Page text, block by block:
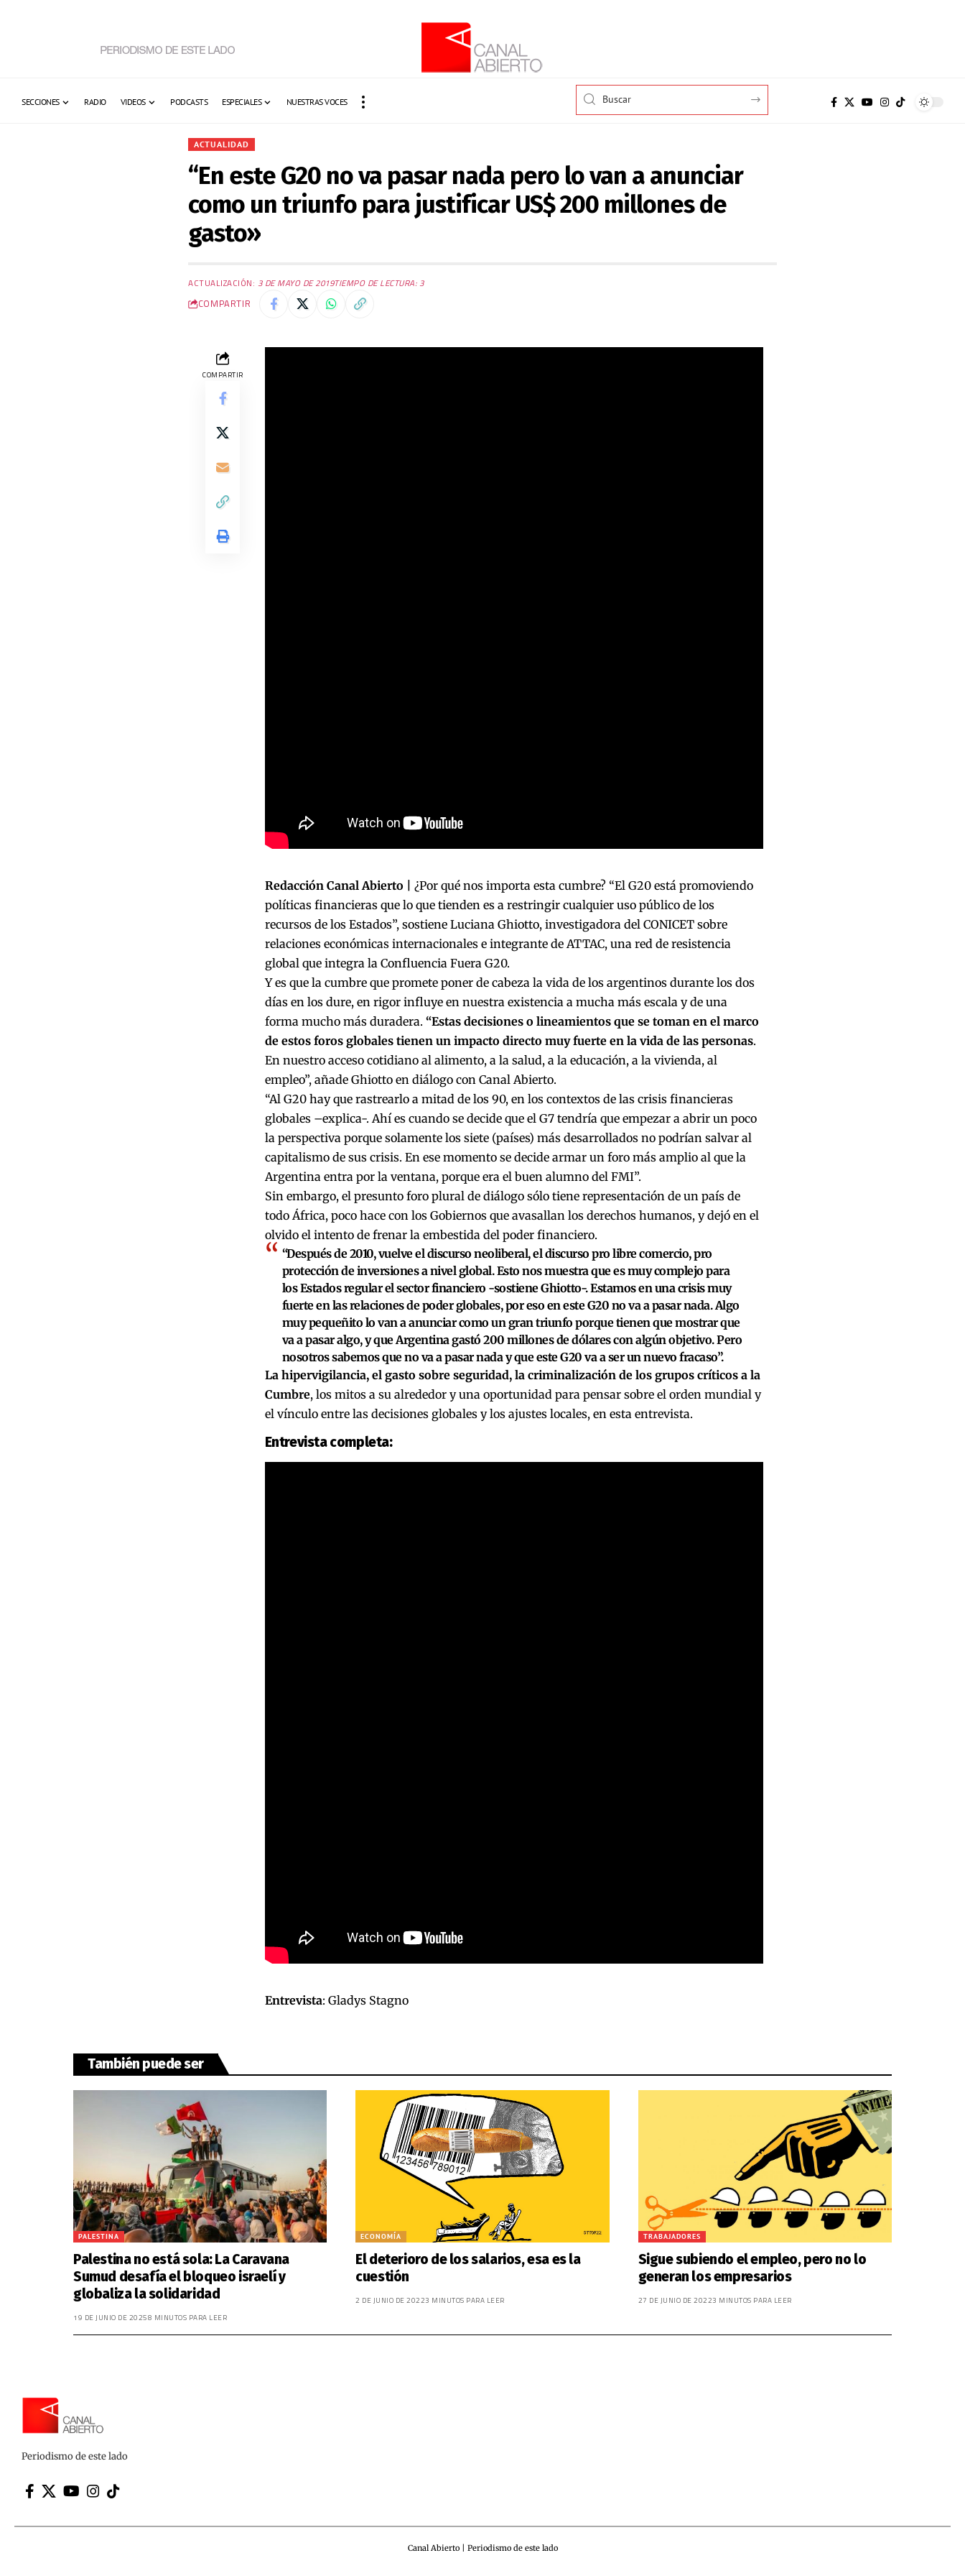
SECCIONES RADIO VIDEOS PODCASTS ESPECIALES NUESTRAS VOCES
ACTUALIDAD
“En este G20 no va pasar nada pero lo van a anunciar
como un triunfo para justificar US$ 200 millones de
gasto»
ACTUALIZACIÓN: 3 DE MAYO DE 2019TIEMPO DE LECTURA: 3
COMPARTIR
COMPARTIR
Redacción Canal Abierto |
¿Por qué nos importa esta cumbre? “El G20 está promoviendo
políticas financieras que lo que tienden es a restringir cualquier uso público de los
recursos de los Estados”, sostiene Luciana Ghiotto, investigadora del CONICET sobre
relaciones económicas internacionales e integrante de ATTAC, una red de resistencia
global que integra la Confluencia Fuera G20.
Y es que la cumbre que promete poner de cabeza la vida de los argentinos durante los dos
días en los dure, en rigor influye en nuestra existencia a mucha más escala y de una
forma mucho más duradera. “Estas decisiones o lineamientos que se toman en el marco
de estos foros globales tienen un impacto directo muy fuerte en la vida de las personas.
En nuestro acceso cotidiano al alimento, a la salud, a la educación, a la vivienda, al
empleo”, añade Ghiotto en diálogo con Canal Abierto.
“Al G20 hay que rastrearlo a mitad de los 90, en los contextos de las crisis financieras
globales –explica-. Ahí es cuando se decide que el G7 tendría que empezar a abrir un poco
la perspectiva porque solamente los siete (países) más desarrollados no podrían salvar al
capitalismo de sus crisis. En ese momento se decide armar un foro más amplio al que la
Argentina entra por la ventana, porque era el buen alumno del FMI”.
Sin embargo, el presunto foro plural de diálogo sólo tiene representación de un país de
todo África, poco hace con los Gobiernos que avasallan los derechos humanos, y dejó en el
olvido el intento de frenar la embestida del poder financiero.
“Después de 2010, vuelve el discurso neoliberal, el discurso pro libre comercio, pro
protección de inversiones a nivel global. Esto nos muestra que es muy complejo para
los Estados regular el sector financiero -sostiene Ghiotto-. Estamos en una crisis muy
fuerte en las relaciones de poder globales, por eso en este G20 no va a pasar nada. Algo
muy pequeñito lo van a anunciar como un gran triunfo porque tienen que mostrar que
va a pasar algo, y que Argentina gastó 200 millones de dólares con algún objetivo. Pero
nosotros sabemos que no va a pasar nada y que este G20 va a ser un nuevo fracaso”.
La hipervigilancia, el gasto sobre seguridad, la criminalización de los grupos críticos a la
Cumbre, los mitos a su alrededor y una oportunidad para pensar sobre el orden mundial y
el vínculo entre las decisiones globales y los ajustes locales, en esta entrevista.
Entrevista completa:
Entrevista: Gladys Stagno
También puede ser
PALESTINA
Palestina no está sola: La Caravana
Sumud desafía el bloqueo israelí y
globaliza la solidaridad
19 DE JUNIO DE 20258 MINUTOS PARA LEER
ECONOMÍA
El deterioro de los salarios, esa es la
cuestión
2 DE JUNIO DE 20223 MINUTOS PARA LEER
TRABAJADORES
Sigue subiendo el empleo, pero no lo
generan los empresarios
27 DE JUNIO DE 20223 MINUTOS PARA LEER
Periodismo de este lado
Canal Abierto | Periodismo de este lado